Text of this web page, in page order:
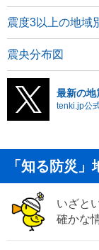
震度3以上の地域
震央分布図
最新の地
tenki.jp公
「知る防災」
いざと
確かな